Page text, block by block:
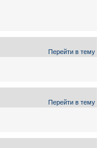
Перейти в тему
Перейти в тему